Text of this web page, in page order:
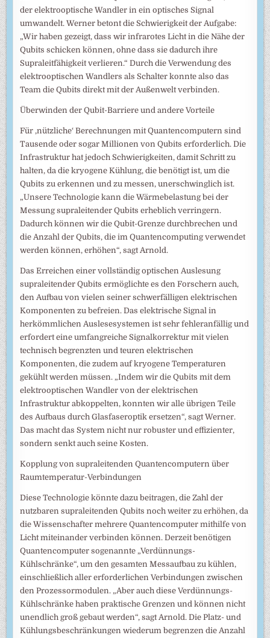
der elektrooptische Wandler in ein optisches Signal
umwandelt. Werner betont die Schwierigkeit der Aufgabe:
„Wir haben gezeigt, dass wir infrarotes Licht in die Nähe der
Qubits schicken können, ohne dass sie dadurch ihre
Supraleitfähigkeit verlieren.“ Durch die Verwendung des
elektrooptischen Wandlers als Schalter konnte also das
Team die Qubits direkt mit der Außenwelt verbinden.
Überwinden der Qubit-Barriere und andere Vorteile
Für ‚nützliche‘ Berechnungen mit Quantencomputern sind
Tausende oder sogar Millionen von Qubits erforderlich. Die
Infrastruktur hat jedoch Schwierigkeiten, damit Schritt zu
halten, da die kryogene Kühlung, die benötigt ist, um die
Qubits zu erkennen und zu messen, unerschwinglich ist.
„Unsere Technologie kann die Wärmebelastung bei der
Messung supraleitender Qubits erheblich verringern.
Dadurch können wir die Qubit-Grenze durchbrechen und
die Anzahl der Qubits, die im Quantencomputing verwendet
werden können, erhöhen“, sagt Arnold.
Das Erreichen einer vollständig optischen Auslesung
supraleitender Qubits ermöglichte es den Forschern auch,
den Aufbau von vielen seiner schwerfälligen elektrischen
Komponenten zu befreien. Das elektrische Signal in
herkömmlichen Auslesesystemen ist sehr fehleranfällig und
erfordert eine umfangreiche Signalkorrektur mit vielen
technisch begrenzten und teuren elektrischen
Komponenten, die zudem auf kryogene Temperaturen
gekühlt werden müssen. „Indem wir die Qubits mit dem
elektrooptischen Wandler von der elektrischen
Infrastruktur abkoppelten, konnten wir alle übrigen Teile
des Aufbaus durch Glasfaseroptik ersetzen“, sagt Werner.
Das macht das System nicht nur robuster und effizienter,
sondern senkt auch seine Kosten.
Kopplung von supraleitenden Quantencomputern über
Raumtemperatur-Verbindungen
Diese Technologie könnte dazu beitragen, die Zahl der
nutzbaren supraleitenden Qubits noch weiter zu erhöhen, da
die Wissenschafter mehrere Quantencomputer mithilfe von
Licht miteinander verbinden können. Derzeit benötigen
Quantencomputer sogenannte „Verdünnungs-
Kühlschränke“, um den gesamten Messaufbau zu kühlen,
einschließlich aller erforderlichen Verbindungen zwischen
den Prozessormodulen. „Aber auch diese Verdünnungs-
Kühlschränke haben praktische Grenzen und können nicht
unendlich groß gebaut werden“, sagt Arnold. Die Platz- und
Kühlungsbeschränkungen wiederum begrenzen die Anzahl